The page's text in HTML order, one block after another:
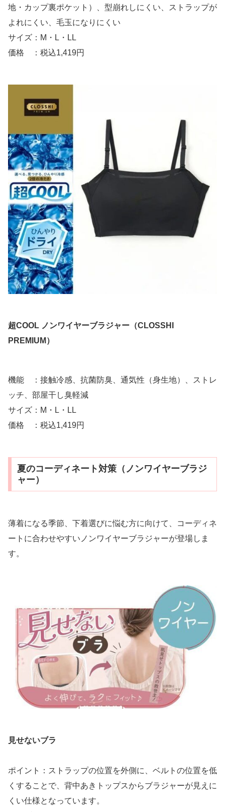
地・カップ裏ポケット）、型崩れしにくい、ストラップが
よれにくい、毛玉になりにくい
サイズ：M・L・LL
価格 ：税込1,419円
超COOL ノンワイヤーブラジャー（CLOSSHI
PREMIUM）
機能 ：接触冷感、抗菌防臭、通気性（身生地）、ストレ
ッチ、部屋干し臭軽減
サイズ：M・L・LL
価格 ：税込1,419円
夏のコーディネート対策（ノンワイヤーブラジ
ャー）
薄着になる季節、下着選びに悩む方に向けて、コーディネ
ートに合わせやすいノンワイヤーブラジャーが登場しま
す。
見せないブラ
ポイント：ストラップの位置を外側に、ベルトの位置を低
くすることで、背中あきトップスからブラジャーが見えに
くい仕様となっています。